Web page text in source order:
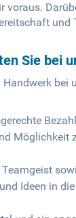
voraus.
Sie bei
bei
Möglichkeit
Ideen in